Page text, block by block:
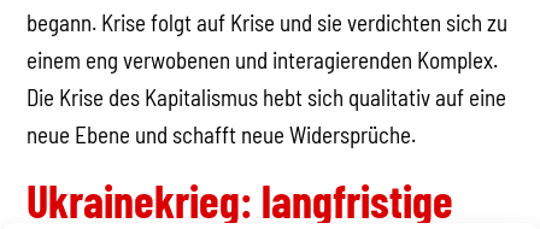
begann. Krise folgt auf Krise und sie verdichten sich zu
einem eng verwobenen und interagierenden Komplex.
Die Krise des Kapitalismus hebt sich qualitativ auf eine
neue Ebene und schafft neue Widersprüche.
Ukrainekrieg: langfristige